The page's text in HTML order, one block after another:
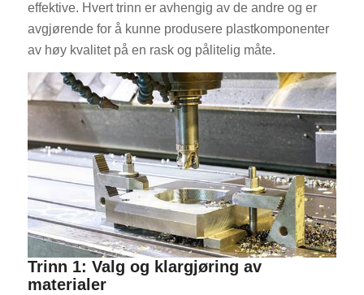
effektive. Hvert trinn er avhengig av de andre og er
avgjørende for å kunne produsere plastkomponenter
av høy kvalitet på en rask og pålitelig måte.
Trinn 1: Valg og klargjøring av
materialer